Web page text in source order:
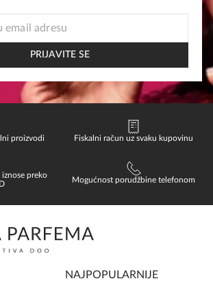
PRIJAVITE SE
proizvodi Fiskalni račun uz svaku kupovinu
iznose preko
Mogućnost porudžbine telefonom
NAJPOPULARNIJE